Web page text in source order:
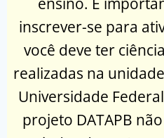
inscrever-se para
você deve ter
realizadas na
Universidade
projeto DATAPB